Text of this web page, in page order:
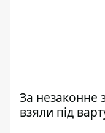
За незаконне
взяли під